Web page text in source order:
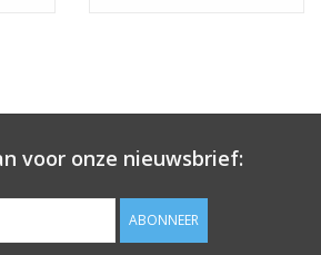
voor onze nieuwsbrief:
ABONNEER